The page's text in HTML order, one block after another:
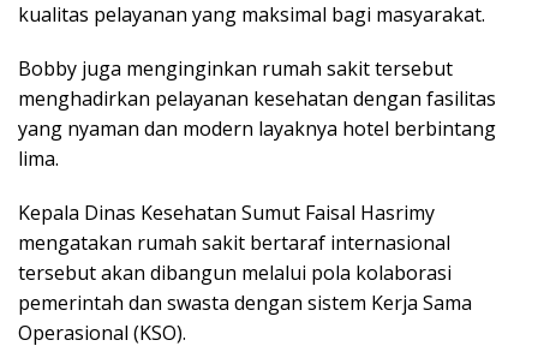
kualitas pelayanan yang maksimal bagi masyarakat.
Bobby juga menginginkan rumah sakit tersebut
menghadirkan pelayanan kesehatan dengan fasilitas
yang nyaman dan modern layaknya hotel berbintang
lima.
Kepala Dinas Kesehatan Sumut Faisal Hasrimy
mengatakan rumah sakit bertaraf internasional
tersebut akan dibangun melalui pola kolaborasi
pemerintah dan swasta dengan sistem Kerja Sama
Operasional (KSO).